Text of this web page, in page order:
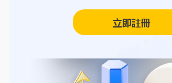
立即註冊